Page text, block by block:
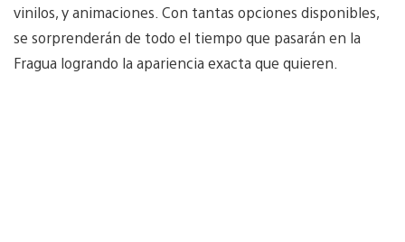
vinilos, y animaciones. Con tantas opciones disponibles,
se sorprenderán de todo el tiempo que pasarán en la
Fragua logrando la apariencia exacta que quieren.